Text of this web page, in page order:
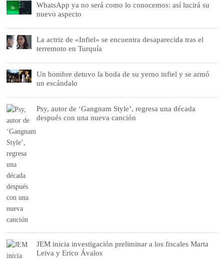
WhatsApp ya no será como lo conocemos: así lucirá su
nuevo aspecto
La actriz de «Infiel» se encuentra desaparecida tras el
terremoto en Turquía
Un hombre detuvo la boda de su yerno infiel y se armó
un escándalo
Psy, autor de ‘Gangnam Style’, regresa una década
después con una nueva canción
JEM inicia investigación preliminar a los fiscales Marta
Leiva y Erico Ávalos